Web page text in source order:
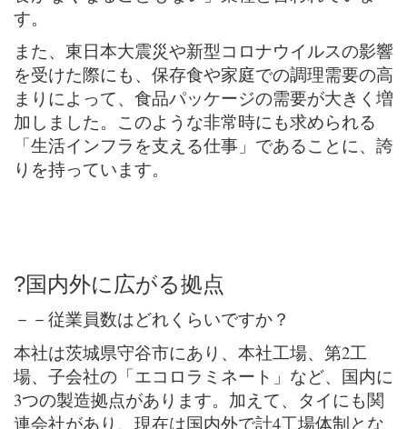
す。
また、東日本大震災や新型コロナウイルスの影響
を受けた際にも、保存食や家庭での調理需要の高
まりによって、食品パッケージの需要が大きく増
加しました。このような非常時にも求められる
「生活インフラを支える仕事」であることに、誇
りを持っています。
?国内外に広がる拠点
－－従業員数はどれくらいですか？
本社は茨城県守谷市にあり、本社工場、第2工
場、子会社の「エコロラミネート」など、国内に
3つの製造拠点があります。加えて、タイにも関
連会社があり、現在は国内外で計4工場体制とな